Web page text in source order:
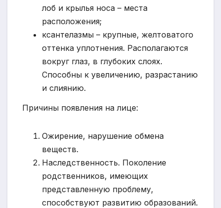
лоб и крылья носа – места
расположения;
ксантелазмы – крупные, желтоватого
оттенка уплотнения. Располагаются
вокруг глаз, в глубоких слоях.
Способны к увеличению, разрастанию
и слиянию.
Причины появления на лице:
Ожирение, нарушение обмена
веществ.
Наследственность. Поколение
родственников, имеющих
представленную проблему,
способствуют развитию образований.